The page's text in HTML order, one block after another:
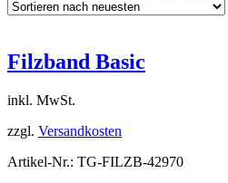
Filzband Basic
inkl. MwSt.
zzgl. Versandkosten
Artikel-Nr.: TG-FILZB-42970